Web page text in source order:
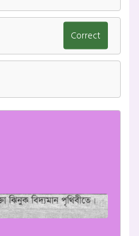
Correct